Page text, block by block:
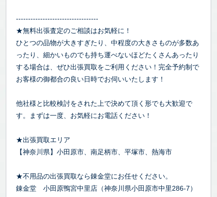
----------------------------------
★無料出張査定のご相談はお気軽に！
ひとつの品物が大きすぎたり、中程度の大きさものが多数あ
ったり、細かいものでも持ち運べないほどたくさんあったり
する場合は、ぜひ出張買取をご利用ください！完全予約制で
お客様の御都合の良い日時でお伺いいたします！
他社様と比較検討をされた上で決めて頂く形でも大歓迎で
す。まずは一度、お気軽にお電話ください！
★出張買取エリア
【神奈川県】小田原市、南足柄市、平塚市、熱海市
★不用品の出張買取なら錬金堂にお任せください。
錬金堂 小田原鴨宮中里店（神奈川県小田原市中里286-7）